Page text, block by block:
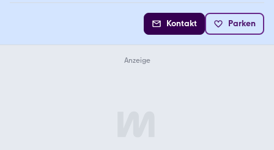
Kontakt Parken